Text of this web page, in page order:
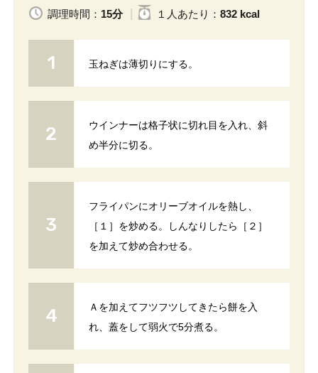
調理時間： 15分 １人 あたり ： 832 kcal
玉ねぎは薄切りにする。
ウインナーは格子状に切れ目を入れ、斜
め半分に切る。
フライパンにオリーブオイルを熱し、
［１］を炒める。しんなりしたら［２］
を加えて炒め合わせる。
Ａを加えてフツフツしてきたら餅を入
れ、蓋をして弱火で5分煮る。